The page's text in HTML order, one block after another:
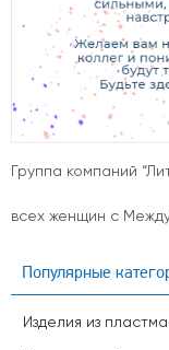
Популярные
Изделия из
Группа компаний
всех женщин с